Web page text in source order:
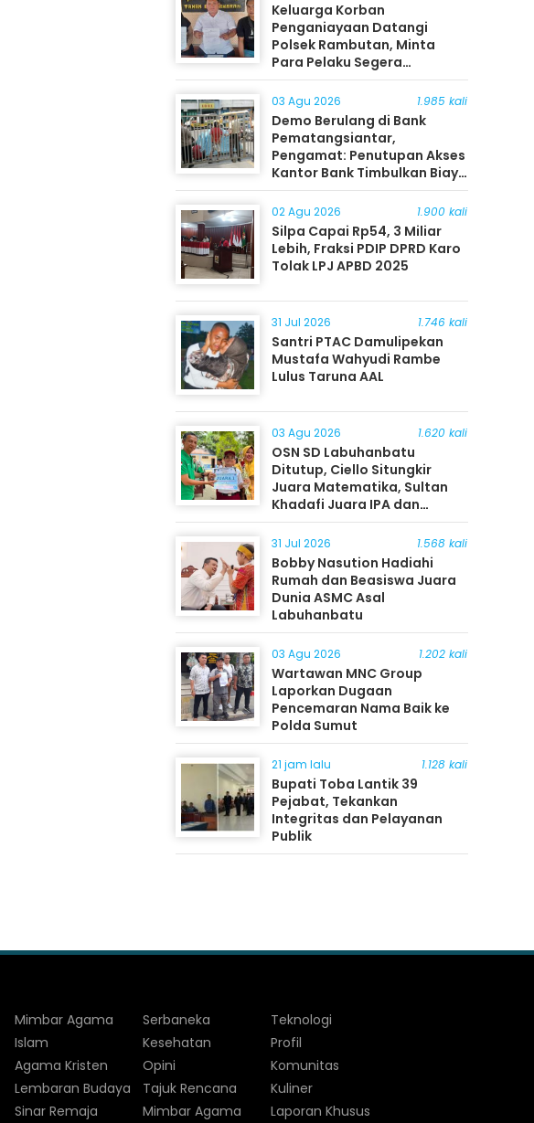
Keluarga Korban
Penganiayaan Datangi
Polsek Rambutan, Minta
Para Pelaku Segera
Ditangkap
03 Agu 2026 1.985 kali
Demo Berulang di Bank
Pematangsiantar,
Pengamat: Penutupan Akses
Kantor Bank Timbulkan Biaya
Ekonomi bagi Masyarakat
02 Agu 2026 1.900 kali
Silpa Capai Rp54, 3 Miliar
Lebih, Fraksi PDIP DPRD Karo
Tolak LPJ APBD 2025
31 Jul 2026 1.746 kali
Santri PTAC Damulipekan
Mustafa Wahyudi Rambe
Lulus Taruna AAL
03 Agu 2026 1.620 kali
OSN SD Labuhanbatu
Ditutup, Ciello Situngkir
Juara Matematika, Sultan
Khadafi Juara IPA dan
Timothy Rangkuti Juara IPS
31 Jul 2026 1.568 kali
Bobby Nasution Hadiahi
Rumah dan Beasiswa Juara
Dunia ASMC Asal
Labuhanbatu
03 Agu 2026 1.202 kali
Wartawan MNC Group
Laporkan Dugaan
Pencemaran Nama Baik ke
Polda Sumut
21 jam lalu 1.128 kali
Bupati Toba Lantik 39
Pejabat, Tekankan
Integritas dan Pelayanan
Publik
Mimbar Agama
Islam
Agama Kristen
Lembaran Budaya
Sinar Remaja
Serbaneka
Kesehatan
Opini
Tajuk Rencana
Mimbar Agama
Teknologi
Profil
Komunitas
Kuliner
Laporan Khusus